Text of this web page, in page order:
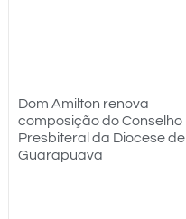
Dom Amilton renova
composição do Conselho
Presbiteral da Diocese de
Guarapuava